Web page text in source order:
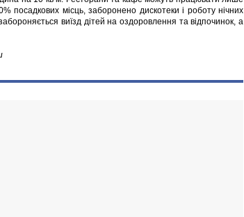
посадкових місць, заборонено дискотеки і роботу нічних
виїзд дітей на оздоровлення та відпочинок, а